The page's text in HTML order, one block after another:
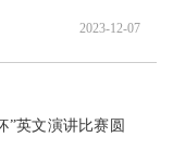
2023-12-07